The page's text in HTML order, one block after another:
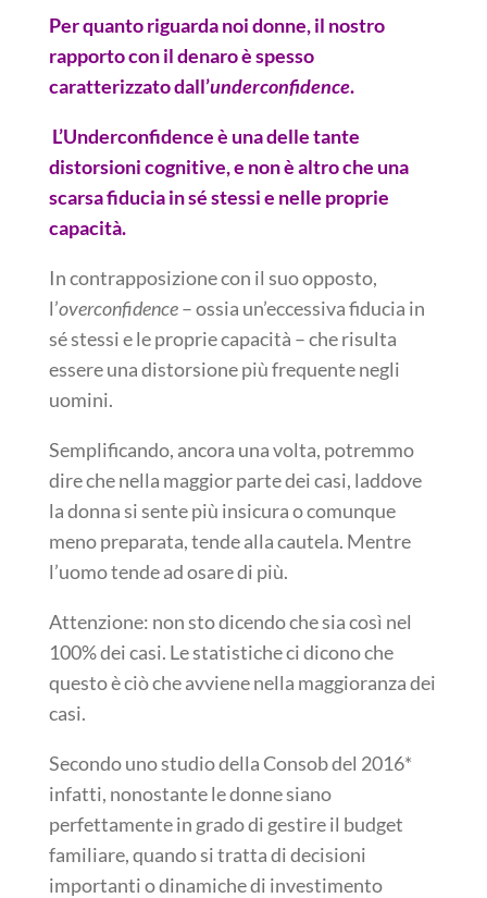
Per quanto riguarda noi donne, il nostro
rapporto con il denaro è spesso
caratterizzato dall’underconfidence.
L’Underconfidence è una delle tante
distorsioni cognitive, e non è altro che una
scarsa fiducia in sé stessi e nelle proprie
capacità.
In contrapposizione con il suo opposto,
l’overconfidence– ossia un’eccessiva fiducia in
sé stessi e le proprie capacità – che risulta
essere una distorsione più frequente negli
uomini.
Semplificando, ancora una volta, potremmo
dire che nella maggior parte dei casi, laddove
la donna si sente più insicura o comunque
meno preparata, tende alla cautela. Mentre
l’uomo tende ad osare di più.
Attenzione: non sto dicendo che sia così nel
100% dei casi. Le statistiche ci dicono che
questo è ciò che avviene nella maggioranza dei
casi.
Secondo uno studio della Consob del 2016*
infatti, nonostante le donne siano
perfettamente in grado di gestire il budget
familiare, quando si tratta di decisioni
importanti o dinamiche di investimento